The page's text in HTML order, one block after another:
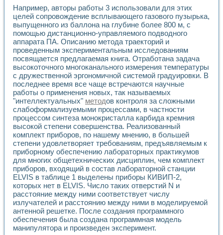
Разработка автоматизированного стенда для
Автоматизированный стенд рентгеновской диагностики
Высокочувствительные оптоэлектронные
Установка для измерения диэлектрических свойств
Исследование кинетики зарождения и развития
Лабораторный электрический импедансный томограф на
Микрозондовая система для характеризации
Метод траекторий в исследовании
Промышленная автоматизация
Автоматизация технологических процессов получения
Использование систем технического зрения для контроля
Исследование электромагнитных переходных процессов
Применение LabVIEW при разработке обучающих
Разработка виртуальных тренажеров путем
Система блокировок, сигнализации и защиты ускорителя
Система сбора данных и управления процессом
Управление температурой газовой среды специальной
Разработка программного обеспечения с
Использование технологий NATIONAL INSTRUMENTS
Оборудование для промышленной термотрансферной
Автоматизация реометрических исследований на базе
Применение измерителя иммитанса для исследова¬ния
Исследование электромагнитных переходных процессов
Стенд для исследования электрических переходных
Автоматизация контроля сварных швов на базе
Например, авторы работы 3 использовали для этих
целей сопровождение всплывающего газового пузырька,
выпущенного из баллона на глубине более 800 м, с
помощью дистанционно-управляемого подводного
аппарата ПА. Описанию метода траекторий и
проведенным экспериментальным исследованиям
посвящается предлагаемая книга. Отработана задача
высокоточного многоканального измерения температуры
с дружественной эргономичной системой градуировки. В
последнее время все чаще встречаются научные
работы о применения новых, так называемых
"интеллектуальных" методов контроля за сложными
слабоформализуемыми процессами, в частности
процессом синтеза монокристалла карбида кремния
высокой степени совершенства. Реализованный
комплект приборов, по нашему мнению, в большей
степени удовлетворяет требованиям, предъявляемым к
приборному обеспечению лабораторных практикумов
для многих общетехнических дисциплин, чем комплект
приборов, входящий в состав лабораторной станции
ELVIS в таблице 1 выделены приборы КИВИП-2,
которых нет в ELVIS. Число таких отверстий N и
расстояние между ними соответствует числу
излучателей и расстоянию между ними в моделируемой
антенной решетке. После создания программного
обеспечения была создана программная модель
манипулятора и произведен эксперимент.